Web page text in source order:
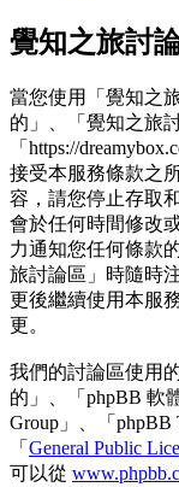
覺知之旅討
當您使用「覺知之
的」、「覺知之旅
「https://
接受本服務條款之
容，請您停止存取
會於任何時間修改
力通知您任何條款
旅討論區」時隨時
更後繼續使用本服
更。
我們的討論區使用
的」、「phpBB 軟
Group」、「phpBB
「 General Public
可以從